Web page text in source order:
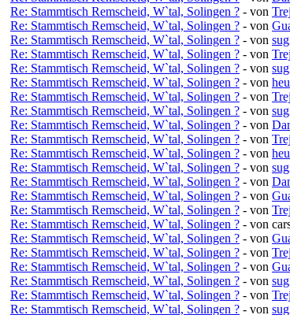
Re: Stammtisch Remscheid, W`tal, Solingen ? - von
Re: Stammtisch Remscheid, W`tal, Solingen ? - von
Re: Stammtisch Remscheid, W`tal, Solingen ? - von
Re: Stammtisch Remscheid, W`tal, Solingen ? - von
Re: Stammtisch Remscheid, W`tal, Solingen ? - von
Re: Stammtisch Remscheid, W`tal, Solingen ? - von
Re: Stammtisch Remscheid, W`tal, Solingen ? - von
Re: Stammtisch Remscheid, W`tal, Solingen ? - von
Re: Stammtisch Remscheid, W`tal, Solingen ? - von
Re: Stammtisch Remscheid, W`tal, Solingen ? - von
Re: Stammtisch Remscheid, W`tal, Solingen ? - von
Re: Stammtisch Remscheid, W`tal, Solingen ? - von
Re: Stammtisch Remscheid, W`tal, Solingen ? - von
Re: Stammtisch Remscheid, W`tal, Solingen ? - von
Re: Stammtisch Remscheid, W`tal, Solingen ? - von
Re: Stammtisch Remscheid, W`tal, Solingen ? - von
Re: Stammtisch Remscheid, W`tal, Solingen ? - von
Re: Stammtisch Remscheid, W`tal, Solingen ? - von
Re: Stammtisch Remscheid, W`tal, Solingen ? - von
Re: Stammtisch Remscheid, W`tal, Solingen ? - von
Re: Stammtisch Remscheid, W`tal, Solingen ? - von
Re: Stammtisch Remscheid, W`tal, Solingen ? - von